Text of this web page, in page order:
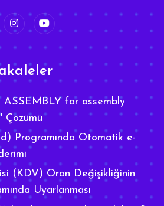
ASSEMBLY for assembly
Çözümü
Programında Otomatik e-
(KDV) Oran Değişikliğinin
Uyarlanması